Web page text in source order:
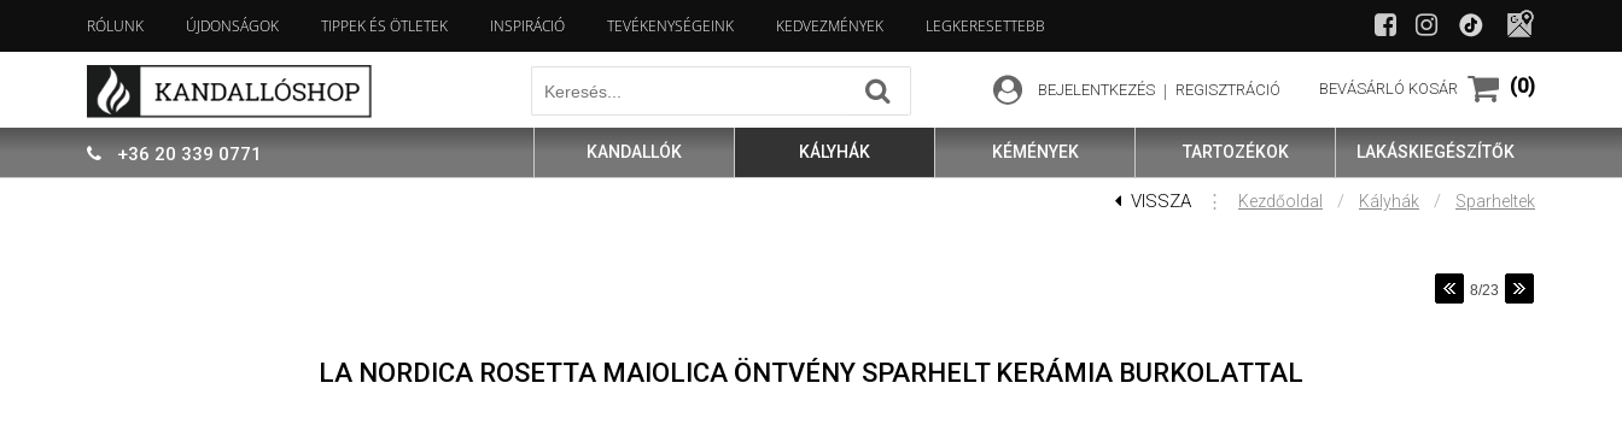
RÓLUNK ÚJDONSÁGOK TIPPEK ÉS ÖTLETEK INSPIRÁCIÓ TEVÉKENYSÉGEINK KEDVEZMÉNYEK LEGKERESETTEBB
KANDALLÓK KÁLYHÁK KÉMÉNYEK TARTOZÉKOK LAKÁSKIEGÉSZÍTŐK
BEJELENTKEZÉS REGISZTRÁCIÓ
+36 20 339 0771
BEVÁSÁRLÓ KOSÁR (0)
VISSZA ⋮ Kezdőoldal / Kályhák / Sparheltek
8/23
LA NORDICA ROSETTA MAIOLICA ÖNTVÉNY SPARHELT KERÁMIA BURKOLATTAL